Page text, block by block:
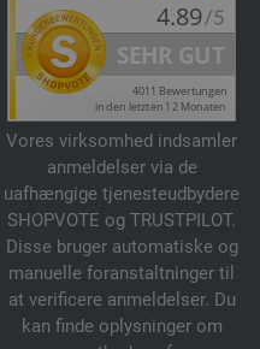
Vores virksomhed indsamler
anmeldelser via de
uafhængige tjenesteudbydere
SHOPVOTE og TRUSTPILOT.
Disse bruger automatiske og
manuelle foranstaltninger til
at verificere anmeldelser. Du
kan finde oplysninger om